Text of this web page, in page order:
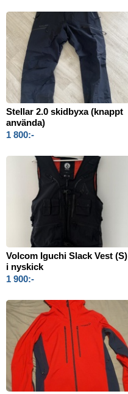
Stellar 2.0 skidbyxa (knappt
använda)
1 800:-
Volcom Iguchi Slack Vest (S)
i nyskick
1 900:-